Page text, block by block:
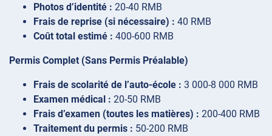
Photos d’identité : 20-40 RMB
Frais de reprise (si nécessaire) : 40 RMB
Coût total estimé : 400-600 RMB
Permis Complet (Sans Permis Préalable)
Frais de scolarité de l’auto-école : 3 000-8 000 RMB
Examen médical : 20-50 RMB
Frais d’examen (toutes les matières) : 200-400 RMB
Traitement du permis : 50-200 RMB